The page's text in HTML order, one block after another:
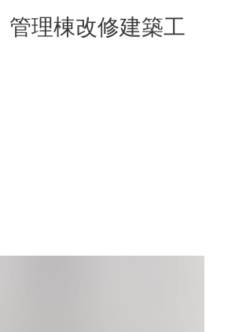
管理棟改修建築工